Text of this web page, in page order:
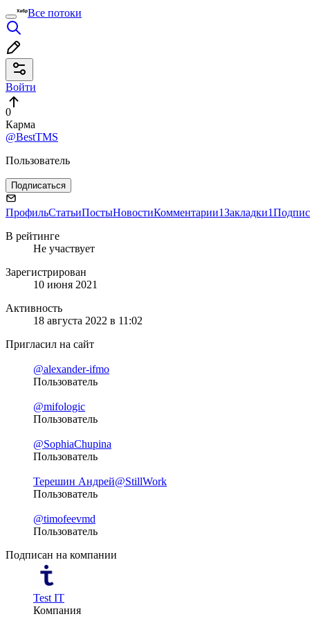
Все потоки
Войти
0
Карма
@BestTMS
Пользователь
Подписаться
ПрофильСтатьиПостыНовостиКомментарии1Закладки1
В рейтинге
Не участвует
Зарегистрирован
10 июня 2021
Активность
18 августа 2022 в 11:02
Пригласил на сайт
@alexander-ifmo
Пользователь
@mifologic
Пользователь
@SophiaChupina
Пользователь
Терешин Андрей@StillWork
Пользователь
@timofeevmd
Пользователь
Подписан на компании
Test IT
Компания